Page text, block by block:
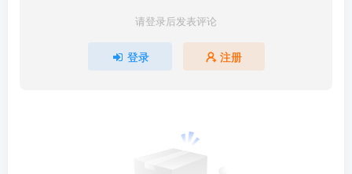
请登录后发表评论
登录 注册